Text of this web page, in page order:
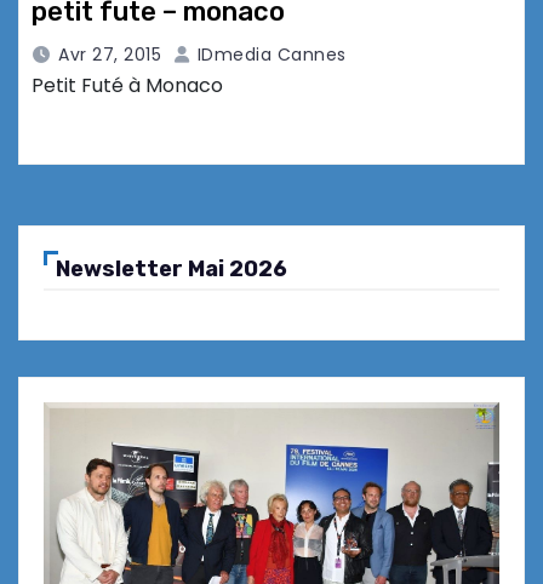
petit fute – monaco
Avr 27, 2015 IDmedia Cannes
Petit Futé à Monaco
Newsletter Mai 2026